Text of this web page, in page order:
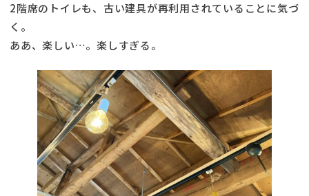
2階席のトイレも、古い建具が再利用されていることに気づ
く。
ああ、楽しい…。楽しすぎる。